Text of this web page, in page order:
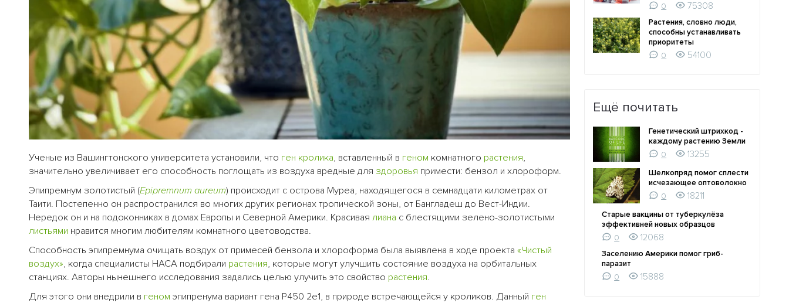
Ученые из Вашингтонского университета установили, что ген кролика, вставленный в геном комнатного растения,
значительно увеличивает его способность поглощать из воздуха вредные для здоровья примести: бензол и хлороформ.
Эпипремнум золотистый (Epipremnum aureum) происходит с острова Муреа, находящегося в семнадцати километрах от
Таити. Постепенно он распространился во многих других регионах тропической зоны, от Бангладеш до Вест-Индии.
Нередок он и на подоконниках в домах Европы и Северной Америки. Красивая лиана с блестящими зелено-золотистыми
листьями нравится многим любителям комнатного цветоводства.
Способность эпипремнума очищать воздух от примесей бензола и хлороформа была выявлена в ходе проекта «Чистый
воздух», когда специалисты НАСА подбирали растения, которые могут улучшить состояние воздуха на орбитальных
станциях. Авторы нынешнего исследования задались целью улучить это свойство растения.
Для этого они внедрили в геном эпипренума вариант гена P450 2e1, в природе встречающейся у кроликов. Данный ген
0
75308
Растения, словно люди,
способны устанавливать
приоритеты
0
54100
Ещё почитать
Генетический штрихкод -
каждому растению Земли
0
13255
Шелкопряд помог сплести
исчезающее оптоволокно
0
18211
Старые вакцины от туберкулёза
эффективней новых образцов
0
12068
Заселению Америки помог гриб-
паразит
0
15888